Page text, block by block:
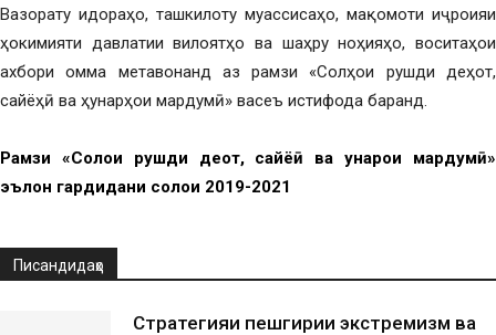
Вазорату идораҳо, ташкилоту муассисаҳо, мақомоти иҷроияи
ҳокимияти давлатии вилоятҳо ва шаҳру ноҳияҳо, воситаҳои
ахбори омма метавонанд аз рамзи «Солҳои рушди деҳот,
сайёҳӣ ва ҳунарҳои мардумӣ» васеъ истифода баранд.
Рамзи «Солҳои рушди деҳот, сайёҳӣ ва ҳунарҳои мардумӣ»
эълон гардидани солҳои 2019-2021
Писандидаҳо
Стратегияи пешгирии экстремизм ва